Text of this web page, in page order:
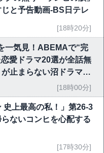
と予告動画-BS日テレ
[18時20分]
一気見！ABEMAで“完
愛ドラマ20選が全話無
止まらない沼ドラマを
[18時00分]
史上最高の私！」第26-3
ないコンヒを心配する
[17時30分]